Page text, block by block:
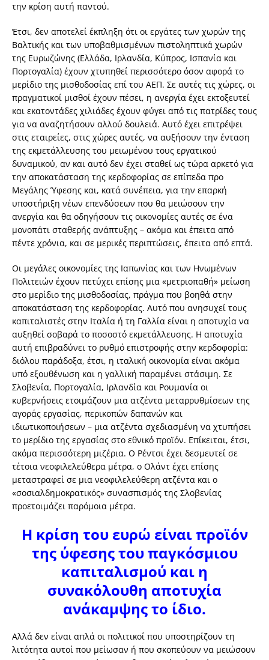
την κρίση αυτή παντού.
Έτσι, δεν αποτελεί έκπληξη ότι οι εργάτες των χωρών της
Βαλτικής και των υποβαθμισμένων πιστοληπτικά χωρών
της Ευρωζώνης (Ελλάδα, Ιρλανδία, Κύπρος, Ισπανία και
Πορτογαλία) έχουν χτυπηθεί περισσότερο όσον αφορά το
μερίδιο της μισθοδοσίας επί του ΑΕΠ. Σε αυτές τις χώρες, οι
πραγματικοί μισθοί έχουν πέσει, η ανεργία έχει εκτοξευτεί
και εκατοντάδες χιλιάδες έχουν φύγει από τις πατρίδες τους
για να αναζητήσουν αλλού δουλειά. Αυτό έχει επιτρέψει
στις εταιρείες, στις χώρες αυτές, να αυξήσουν την ένταση
της εκμετάλλευσης του μειωμένου τους εργατικού
δυναμικού, αν και αυτό δεν έχει σταθεί ως τώρα αρκετό για
την αποκατάσταση της κερδοφορίας σε επίπεδα προ
Μεγάλης Ύφεσης και, κατά συνέπεια, για την επαρκή
υποστήριξη νέων επενδύσεων που θα μειώσουν την
ανεργία και θα οδηγήσουν τις οικονομίες αυτές σε ένα
μονοπάτι σταθερής ανάπτυξης – ακόμα και έπειτα από
πέντε χρόνια, και σε μερικές περιπτώσεις, έπειτα από επτά.
Οι μεγάλες οικονομίες της Ιαπωνίας και των Ηνωμένων
Πολιτειών έχουν πετύχει επίσης μια «μετριοπαθή» μείωση
στο μερίδιο της μισθοδοσίας, πράγμα που βοηθά στην
αποκατάσταση της κερδοφορίας. Αυτό που ανησυχεί τους
καπιταλιστές στην Ιταλία ή τη Γαλλία είναι η αποτυχία να
αυξηθεί σοβαρά το ποσοστό εκμετάλλευσης. Η αποτυχία
αυτή επιβραδύνει το ρυθμό επιστροφής στην κερδοφορία:
διόλου παράδοξα, έτσι, η ιταλική οικονομία είναι ακόμα
υπό εξουθένωση και η γαλλική παραμένει στάσιμη. Σε
Σλοβενία, Πορτογαλία, Ιρλανδία και Ρουμανία οι
κυβερνήσεις ετοιμάζουν μια ατζέντα μεταρρυθμίσεων της
αγοράς εργασίας, περικοπών δαπανών και
ιδιωτικοποιήσεων – μια ατζέντα σχεδιασμένη να χτυπήσει
το μερίδιο της εργασίας στο εθνικό προϊόν. Επίκειται, έτσι,
ακόμα περισσότερη μιζέρια. Ο Ρέντσι έχει δεσμευτεί σε
τέτοια νεοφιλελεύθερα μέτρα, ο Ολάντ έχει επίσης
μεταστραφεί σε μια νεοφιλελεύθερη ατζέντα και ο
«σοσιαλδημοκρατικός» συνασπισμός της Σλοβενίας
προετοιμάζει παρόμοια μέτρα.
Η κρίση του ευρώ είναι προϊόν
της ύφεσης του παγκόσμιου
καπιταλισμού και η
συνακόλουθη αποτυχία
ανάκαμψης το ίδιο.
Αλλά δεν είναι απλά οι πολιτικοί που υποστηρίζουν τη
λιτότητα αυτοί που μείωσαν ή που σκοπεύουν να μειώσουν